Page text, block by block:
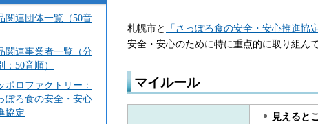
関連団体一覧（50音
関連事業者一覧（分
：50音順）
ポロファクトリー：
ぽろ食の安全・安心
協定
札幌市と 「さっぽろ食の安全・安心推進協定
安全・安心のために特に重点的に取り組ん
マイルール
見えると